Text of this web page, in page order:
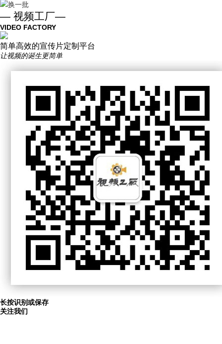
换一批
— 视频工厂—
VIDEO FACTORY
简单高效的宣传片定制平台
让视频的诞生更简单
长按识别或保存
关注我们